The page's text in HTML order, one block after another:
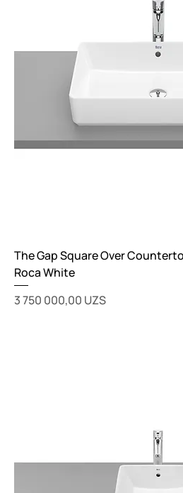
The Gap Square Over
Roca White
Цена
3 750 000,00 UZS